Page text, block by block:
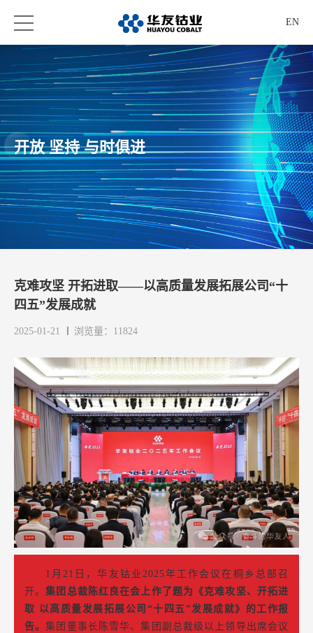
EN
开放 坚持 与时俱进
克难攻坚 开拓进取——以高质量发展拓展公司“十
四五”发展成就
2025-01-21 浏览量：11824
1月21日，华友钴业2025年工作会议在桐乡总部召
开。集团总裁陈红良在会上作了题为《克难攻坚、开拓进
取 以高质量发展拓展公司“十四五”发展成就》的工作报
告。集团董事长陈雪华、集团副总裁级以上领导出席会议